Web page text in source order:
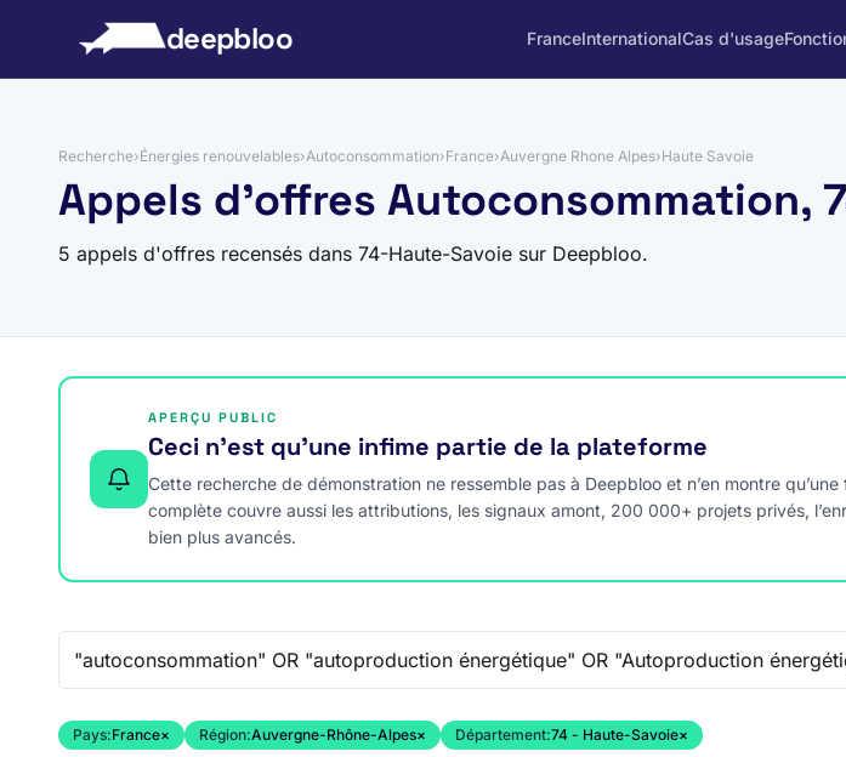
deepbloo FranceInternationalCas d'usage
Recherche›Énergies renouvelables›Autoconsommation›France›Auvergne Rhone Alpes›Haute Savoie
Appels d'offres Autoconsommation,
5 appels d'offres recensés dans 74-Haute-Savoie sur Deepbloo.
APERÇU PUBLIC
Ceci n’est qu’une infime partie de la plateforme
Cette recherche de démonstration ne ressemble pas à Deepbloo et n’en montre
complète couvre aussi les attributions, les signaux amont, 200 000+ projets privés,
bien plus avancés.
Pays:France× Région:Auvergne-Rhône-Alpes× Département:74 - Haute-Savoie×